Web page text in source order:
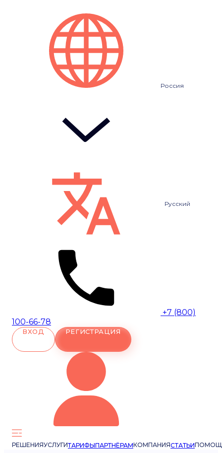
Россия
Русский
+7 (800)
100-66-78
ВХОД РЕГИСТРАЦИЯ
РЕШЕНИЯУСЛУГИТАРИФЫПАРТНЁРАМКОМПАНИЯСТАТЬИ